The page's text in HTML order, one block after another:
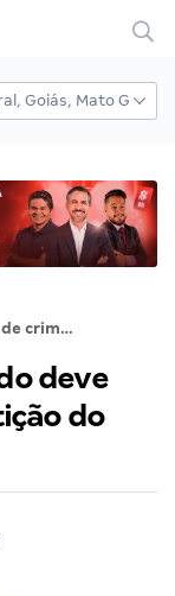
Pena de crime continuado deve ser proporcional à repetição do delito
deve
do